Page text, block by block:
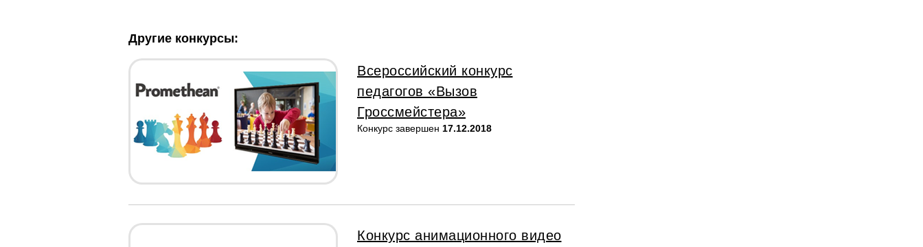
Другие конкурсы:
Всероссийский конкурс
педагогов «Вызов
Гроссмейстера»
Конкурс завершен 17.12.2018
Конкурс анимационного видео